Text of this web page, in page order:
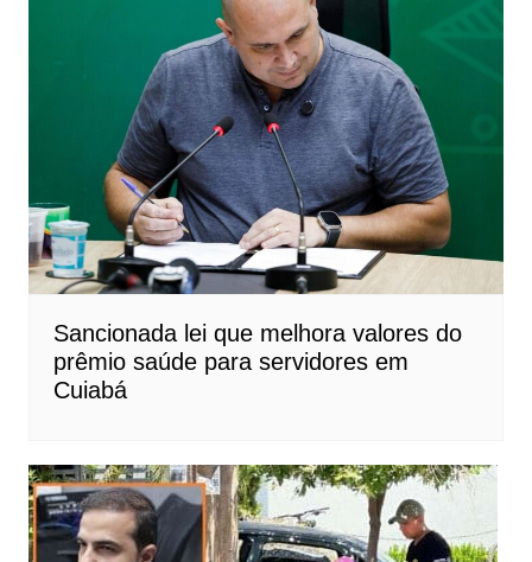
Sancionada lei que melhora valores do
prêmio saúde para servidores em
Cuiabá